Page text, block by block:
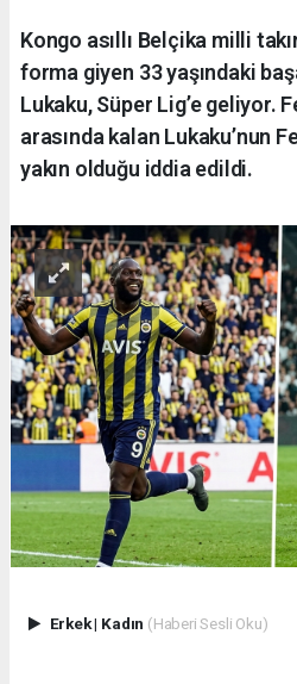
Kongo asıllı Belçika milli
forma giyen 33 yaşındaki
Lukaku, Süper Lig’e geliyor.
arasında kalan Lukaku’nun
yakın olduğu iddia edildi.
Erkek| Kadın (Haberi Sesli Oku)